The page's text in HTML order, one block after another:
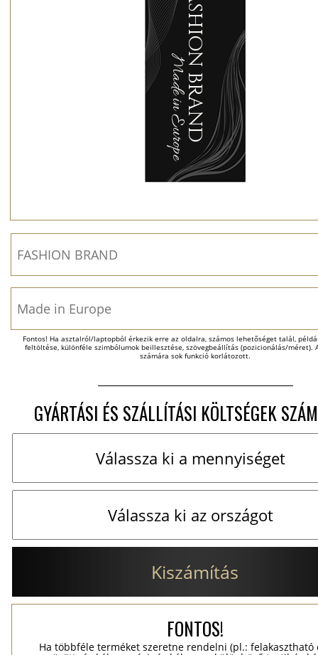
Fontos! Ha asztalról/laptopból érkezik erre az oldalra, számos lehetőséget talál,
feltöltése, különféle szimbólumok beillesztése, szövegbeállítás (pozicionálás/méret).
számára sok funkció korlátozott.
GYÁRTÁSI ÉS SZÁLLÍTÁSI KÖLTSÉGEK
Kiszámítás
FONTOS!
Ha többféle terméket szeretne rendelni (pl.: felakasztható